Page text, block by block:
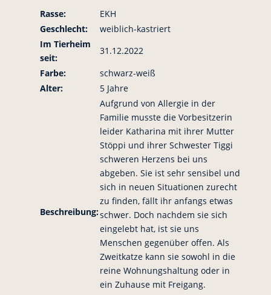
Rasse:
EKH
Geschlecht:
weiblich-kastriert
Im Tierheim
seit:
31.12.2022
Farbe:
schwarz-weiß
Alter:
5 Jahre
Beschreibung:
Aufgrund von Allergie in der
Familie musste die Vorbesitzerin
leider Katharina mit ihrer Mutter
Stöppi und ihrer Schwester Tiggi
schweren Herzens bei uns
abgeben. Sie ist sehr sensibel und
sich in neuen Situationen zurecht
zu finden, fällt ihr anfangs etwas
schwer. Doch nachdem sie sich
eingelebt hat, ist sie uns
Menschen gegenüber offen. Als
Zweitkatze kann sie sowohl in die
reine Wohnungshaltung oder in
ein Zuhause mit Freigang.